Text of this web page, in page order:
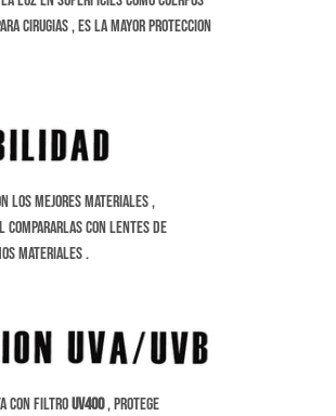
cirugias , es la mayor proteccion
los mejores materiales ,
con lentes de
materiales .
con filtroUV400, protege